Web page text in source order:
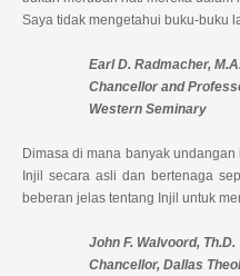
Saya tidak mengetahui buku-buku
Earl D. Radmacher,
Chancellor and
Western Seminary
Dimasa di mana banyak
Injil secara asli dan bertenaga
beberan jelas tentang Injil untuk
John F. Walvoord, Th.D.
Chancellor, Dallas